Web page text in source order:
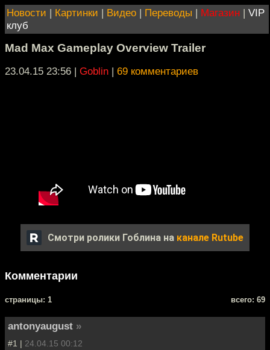
Новости | Картинки | Видео | Переводы | Магазин | VIP
клуб
Mad Max Gameplay Overview Trailer
23.04.15 23:56 | Goblin | 69 комментариев
Смотри ролики Гоблина на канале Rutube
Комментарии
cтраницы: 1 всего: 69
antonyaugust »
#1 | 24.04.15 00:12